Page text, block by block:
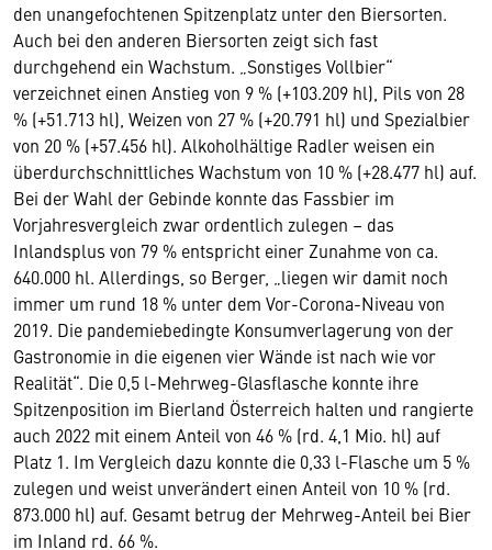
den unangefochtenen Spitzenplatz unter den Biersorten.
Auch bei den anderen Biersorten zeigt sich fast
durchgehend ein Wachstum. „Sonstiges Vollbier“
verzeichnet einen Anstieg von 9 % (+103.209 hl), Pils von 28
% (+51.713 hl), Weizen von 27 % (+20.791 hl) und Spezialbier
von 20 % (+57.456 hl). Alkoholhältige Radler weisen ein
überdurchschnittliches Wachstum von 10 % (+28.477 hl) auf.
Bei der Wahl der Gebinde konnte das Fassbier im
Vorjahresvergleich zwar ordentlich zulegen – das
Inlandsplus von 79 % entspricht einer Zunahme von ca.
640.000 hl. Allerdings, so Berger, „liegen wir damit noch
immer um rund 18 % unter dem Vor-Corona-Niveau von
2019. Die pandemiebedingte Konsumverlagerung von der
Gastronomie in die eigenen vier Wände ist nach wie vor
Realität“. Die 0,5 l-Mehrweg-Glasflasche konnte ihre
Spitzenposition im Bierland Österreich halten und rangierte
auch 2022 mit einem Anteil von 46 % (rd. 4,1 Mio. hl) auf
Platz 1. Im Vergleich dazu konnte die 0,33 l-Flasche um 5 %
zulegen und weist unverändert einen Anteil von 10 % (rd.
873.000 hl) auf. Gesamt betrug der Mehrweg-Anteil bei Bier
im Inland rd. 66 %.